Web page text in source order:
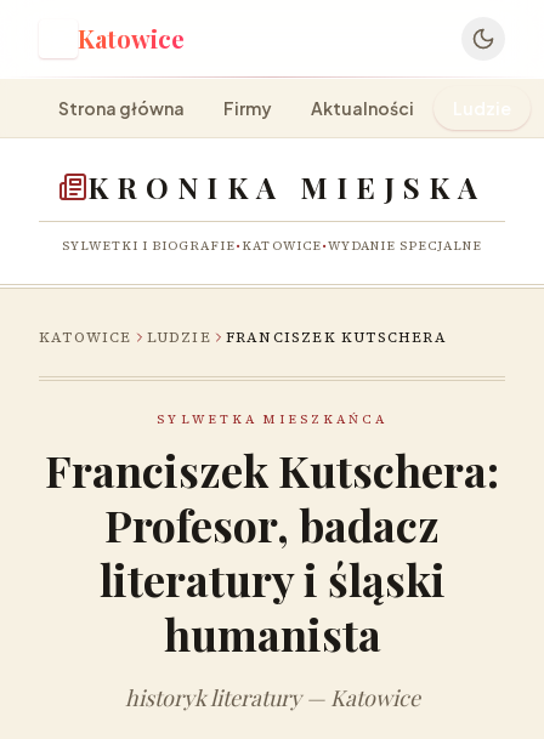
Katowice
Strona główna Firmy Aktualności Ludzie
KRONIKA MIEJSKA
SYLWETKI I BIOGRAFIE• KATOWICE•WYDANIE SPECJALNE
KATOWICE LUDZIE FRANCISZEK KUTSCHERA
SYLWETKA MIESZKAŃCA
Franciszek Kutschera:
Profesor, badacz
literatury i śląski
humanista
historyk literatury — Katowice